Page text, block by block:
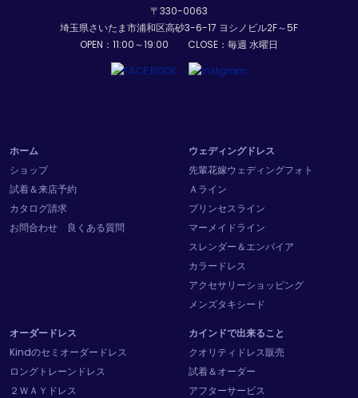
〒330-0063
埼玉県さいたま市浦和区高砂3-6-17 ヨシノビル2F～5F
OPEN：11:00～19:00 CLOSE：毎週 水曜日
ホーム
ショップ
試着＆来店予約
カタログ請求
お問合わせ
良くある質問
ウェディングドレス
先輩花嫁ウェディングフォト
Ａライン
プリンセスライン
マーメイドライン
スレンダー＆エンパイア
カラードレス
アクセサリーショッピング
メンズタキシード
オーダードレス
Kindのセミオーダードレス
ロングトレーンドレス
２ＷＡＹドレス
カインドで出来ること
クオリティドレス販売
試着＆オーダー
アフターサービス